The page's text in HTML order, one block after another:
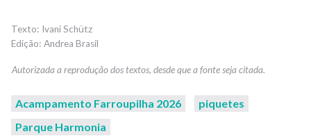
Ivani Schütz
Andrea Brasil
Acampamento Farroupilha 2026
piquetes
Parque Harmonia